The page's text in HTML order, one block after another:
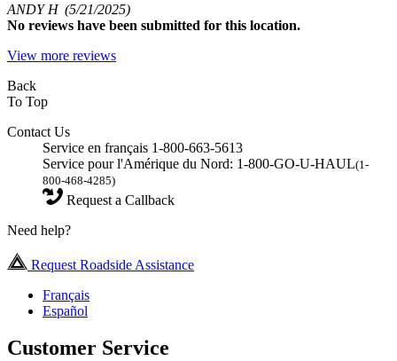
ANDY H (5/21/2025)
No reviews have been submitted for this location.
View more reviews
Back
To Top
Contact Us
Service en français 1-800-663-5613
Service pour l'Amérique du Nord: 1-800-GO-U-HAUL(1-
800-468-4285)
Request a Callback
Need help?
Request Roadside Assistance
Français
Español
Customer Service